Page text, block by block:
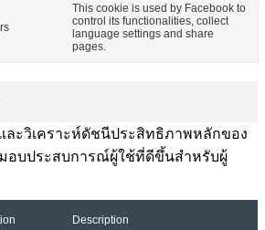
This cookie is used by Facebook to
control its functionalities, collect
language settings and share
pages.
ละวิเคราะห์ดัชนีประสิทธิภาพหลักของ
มอบประสบการณ์ผู้ใช้ที่ดีขึ้นสำหรับผู้
Description